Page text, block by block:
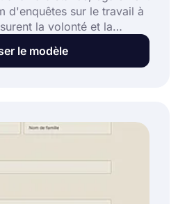
d'enquêtes sur le travail à
la volonté et la
à travailler à domicile.
les participants sont
dessous pour lancer votre
le modèle